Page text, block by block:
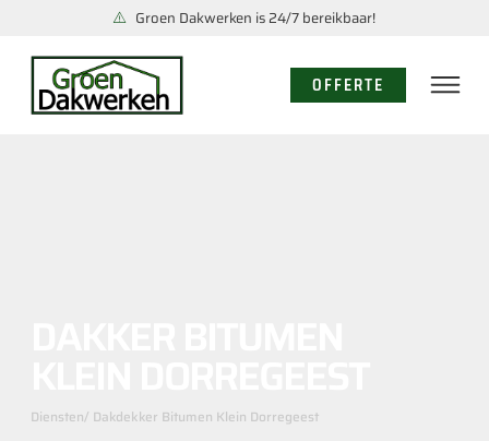
Groen Dakwerken is 24/7 bereikbaar!
OFFERTE
Diensten/ Dakdekker Bitumen Klein Dorregeest